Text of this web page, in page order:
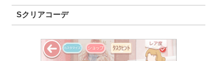
Sクリアコーデ